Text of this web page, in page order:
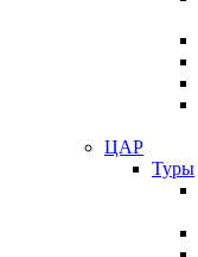
ЦАР
Туры